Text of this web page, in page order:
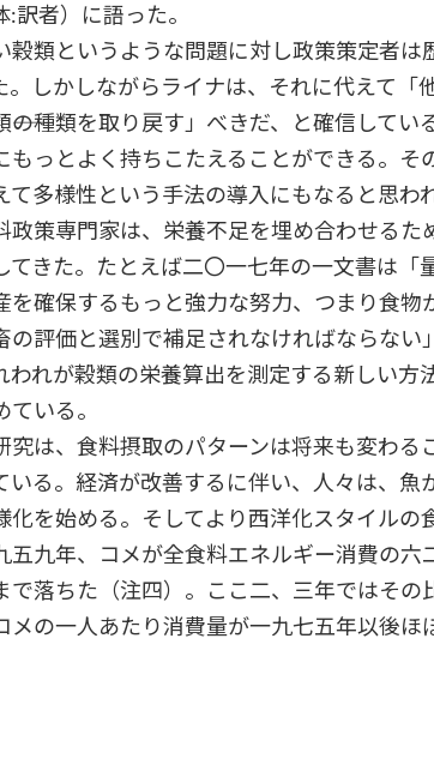
訳者）に語った。
穀類というような問題に対し政策策定者は
。しかしながらライナは、それに代えて「
――の種類を取り戻す」べきだ、と確信して
もっとよく持ちこたえることができる。そ
て多様性という手法の導入にもなると思わ
政策専門家は、栄養不足を埋め合わせるた
てきた。たとえば二〇一七年の一文書は「
を確保するもっと強力な努力、つまり食
の評価と選別で補足されなければならない
われが穀類の栄養算出を測定する新しい方
いる。
究は、食料摂取のパターンは将来も変わる
いる。経済が改善するに伴い、人々は、魚
化を始める。そしてより西洋化スタイルの
五九年、コメが全食料エネルギー消費の六
で落ちた（注四）。ここ二、三年ではその
メの一人あたり消費量が一九七五年以後ほ